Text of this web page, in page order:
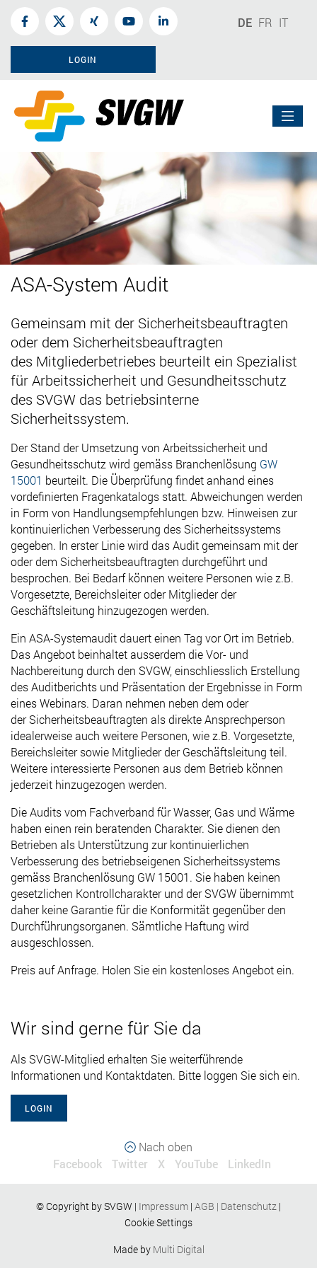
DE FR IT
LOGIN
ASA-System Audit
Gemeinsam mit der Sicherheitsbeauftragten
oder dem Sicherheitsbeauftragten
des Mitgliederbetriebes beurteilt ein Spezialist
für Arbeitssicherheit und Gesundheitsschutz
des SVGW das betriebsinterne
Sicherheitssystem.
Der Stand der Umsetzung von Arbeitssicherheit und
Gesundheitsschutz wird gemäss Branchenlösung GW
15001 beurteilt. Die Überprüfung findet anhand eines
vordefinierten Fragenkatalogs statt. Abweichungen werden
in Form von Handlungsempfehlungen bzw. Hinweisen zur
kontinuierlichen Verbesserung des Sicherheitssystems
gegeben. In erster Linie wird das Audit gemeinsam mit der
oder dem Sicherheitsbeauftragten durchgeführt und
besprochen. Bei Bedarf können weitere Personen wie z.B.
Vorgesetzte, Bereichsleiter oder Mitglieder der
Geschäftsleitung hinzugezogen werden.
Ein ASA-Systemaudit dauert einen Tag vor Ort im Betrieb.
Das Angebot beinhaltet ausserdem die Vor- und
Nachbereitung durch den SVGW, einschliesslich Erstellung
des Auditberichts und Präsentation der Ergebnisse in Form
eines Webinars. Daran nehmen neben dem oder
der Sicherheitsbeauftragten als direkte Ansprechperson
idealerweise auch weitere Personen, wie z.B. Vorgesetzte,
Bereichsleiter sowie Mitglieder der Geschäftsleitung teil.
Weitere interessierte Personen aus dem Betrieb können
jederzeit hinzugezogen werden.
Die Audits vom Fachverband für Wasser, Gas und Wärme
haben einen rein beratenden Charakter. Sie dienen den
Betrieben als Unterstützung zur kontinuierlichen
Verbesserung des betriebseigenen Sicherheitssystems
gemäss Branchenlösung GW 15001. Sie haben keinen
gesetzlichen Kontrollcharakter und der SVGW übernimmt
daher keine Garantie für die Konformität gegenüber den
Durchführungsorganen. Sämtliche Haftung wird
ausgeschlossen.
Preis auf Anfrage. Holen Sie ein kostenloses Angebot ein.
Wir sind gerne für Sie da
Als SVGW-Mitglied erhalten Sie weiterführende
Informationen und Kontaktdaten. Bitte loggen Sie sich ein.
LOGIN
Nach oben
Facebook
Twitter X YouTube LinkedIn
© Copyright by SVGW | Impressum | AGB | Datenschutz |
Cookie Settings
Made by Multi Digital